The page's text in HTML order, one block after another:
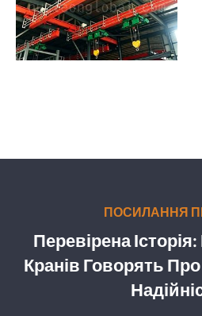
ПОСИЛАННЯ
Перевірена
Кранів Говорять